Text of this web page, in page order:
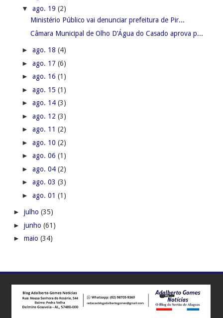
▼ ago. 19 (2)
Ministério Público vai denunciar prefeitura de Pir...
Câmara Municipal de Olho D’Água do Casado aprova p...
► ago. 18 (4)
► ago. 17 (6)
► ago. 16 (1)
► ago. 15 (1)
► ago. 14 (3)
► ago. 12 (3)
► ago. 11 (2)
► ago. 10 (2)
► ago. 06 (1)
► ago. 04 (2)
► ago. 03 (3)
► ago. 01 (1)
► julho (35)
► junho (61)
► maio (34)